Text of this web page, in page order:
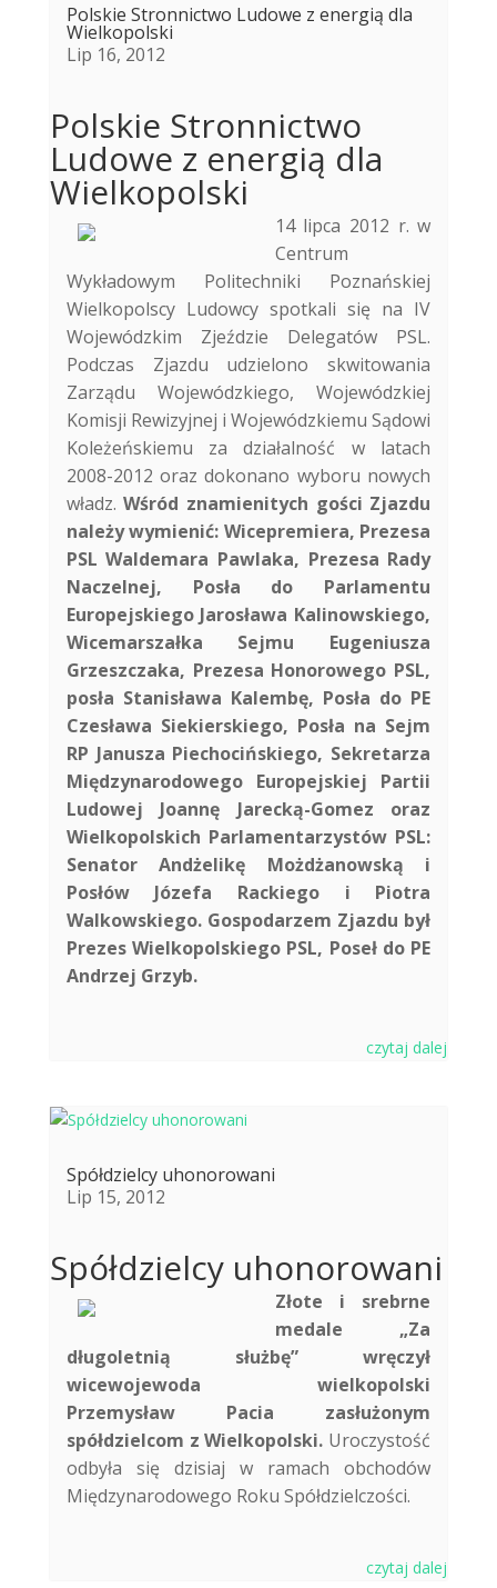
Polskie Stronnictwo Ludowe z energią dla
Wielkopolski
Lip 16, 2012
Polskie Stronnictwo
Ludowe z energią dla
Wielkopolski
14 lipca 2012 r. w
Centrum
Wykładowym Politechniki Poznańskiej
Wielkopolscy Ludowcy spotkali się na IV
Wojewódzkim Zjeździe Delegatów PSL.
Podczas Zjazdu udzielono skwitowania
Zarządu Wojewódzkiego, Wojewódzkiej
Komisji Rewizyjnej i Wojewódzkiemu Sądowi
Koleżeńskiemu za działalność w latach
2008-2012 oraz dokonano wyboru nowych
władz.Wśród znamienitych gości Zjazdu
należy wymienić: Wicepremiera, Prezesa
PSL Waldemara Pawlaka, Prezesa Rady
Naczelnej, Posła do Parlamentu
Europejskiego Jarosława Kalinowskiego,
Wicemarszałka Sejmu Eugeniusza
Grzeszczaka, Prezesa Honorowego PSL,
posła Stanisława Kalembę, Posła do PE
Czesława Siekierskiego, Posła na Sejm
RP Janusza Piechocińskiego, Sekretarza
Międzynarodowego Europejskiej Partii
Ludowej Joannę Jarecką-Gomez oraz
Wielkopolskich Parlamentarzystów PSL:
Senator Andżelikę Możdżanowską i
Posłów Józefa Rackiego i Piotra
Walkowskiego. Gospodarzem Zjazdu był
Prezes Wielkopolskiego PSL, Poseł do PE
Andrzej Grzyb.
czytaj dalej
Spółdzielcy uhonorowani
Lip 15, 2012
Spółdzielcy uhonorowani
Złote i srebrne
medale „Za
długoletnią służbę” wręczył
wicewojewoda wielkopolski
Przemysław Pacia zasłużonym
spółdzielcom z Wielkopolski. Uroczystość
odbyła się dzisiaj w ramach obchodów
Międzynarodowego Roku Spółdzielczości.
czytaj dalej